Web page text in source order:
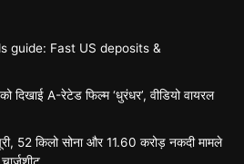
guide: Fast US deposits &
दिखाई A-रेटेड फिल्म ‘धुरंधर’, वीडियो वायरल
52 किलो सोना और 11.60 करोड़ नकदी मामले